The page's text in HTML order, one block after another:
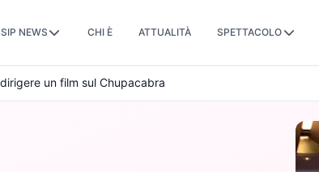
NEWS CHI È ATTUALITÀ SPETTACOLO
un film sul Chupacabra